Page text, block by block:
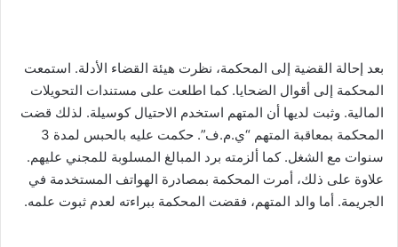
بعد إحالة القضية إلى المحكمة، نظرت هيئة القضاء الأدلة. استمعت
المحكمة إلى أقوال الضحايا. كما اطلعت على مستندات التحويلات
المالية. وثبت لديها أن المتهم استخدم الاحتيال كوسيلة. لذلك قضت
المحكمة بمعاقبة المتهم “ي.م.ف”. حكمت عليه بالحبس لمدة 3
سنوات مع الشغل. كما ألزمته برد المبالغ المسلوبة للمجني عليهم.
علاوة على ذلك، أمرت المحكمة بمصادرة الهواتف المستخدمة في
الجريمة. أما والد المتهم، فقضت المحكمة ببراءته لعدم ثبوت علمه.